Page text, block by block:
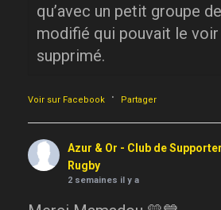
qu’avec un petit groupe
modifié qui pouvait le voir
supprimé.
Voir sur Facebook · Partager
Azur & Or - Club de
Rugby
2 semaines il y a